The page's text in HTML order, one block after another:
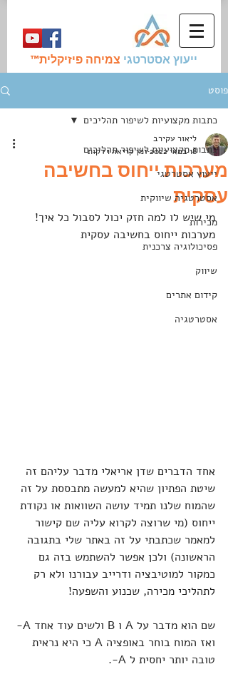
ייעוץ אסטרטגי צמיחה פיזיקלית™
פוסט
כתבות מקצועיות לשיפור תהליכים
ייעוץ אסטרטגי
אסטרטגיה שיווקית
מכירות
פסיכולוגיה צרכנית
שיווק
קידום אתרים
אסטרטגיה
כתבות מקצועיות לשיפור תהליכים
מערכות ייחוס בחשיבה
עסקית
ליאור עקירב
18 במאי 2022
זמן קריאה 1 דקות
מי שיש לו למה חזק יכול לסבול כל איך!
מערכות ייחוס בחשיבה עסקית
אחד הדברים שדן אריאלי מדבר עליהם זה
שיטת הפתיון שהיא למעשה מתבססת על זה
שהמוח שלנו תמיד עושה השוואות או נקודת
ייחוס (מי שרוצה לקרוא עליה שם קישור
למאמר שכתבתי על זה באתר שלי בתגובה
הראשונה) ולכן אפשר להשתמש בזה גם
כמקור למוטיבציה ודרייב עבורנו ולא רק
לתהליכי מכירה, שכנוע והשפעה!
שם הוא מדבר על A ו B ולשים עוד אחד A-
ואז המוח בוחר באופציה A כי היא נראית
טובה יותר יחסית ל A-.